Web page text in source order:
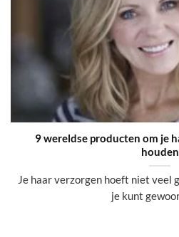
9 wereldse producten om je
houden
Je haar verzorgen hoeft niet veel
je kunt